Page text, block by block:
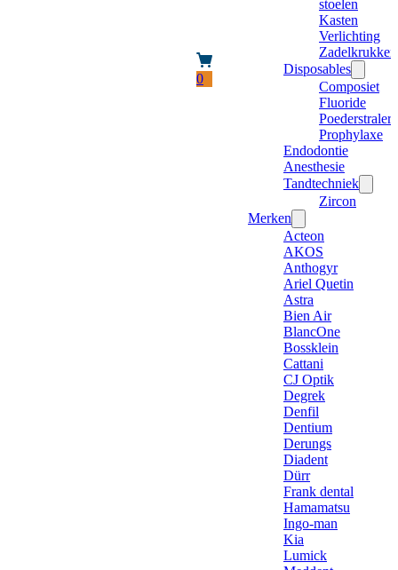
0
stoelen
Kasten
Verlichting
Zadelkrukken
Disposables
Composiet
Fluoride
Poederstraler
Prophylaxe
Endodontie
Anesthesie
Tandtechniek
Zircon
Merken
Acteon
AKOS
Anthogyr
Ariel Quetin
Astra
Bien Air
BlancOne
Bossklein
Cattani
CJ Optik
Degrek
Denfil
Dentium
Derungs
Diadent
Dürr
Frank dental
Hamamatsu
Ingo-man
Kia
Lumick